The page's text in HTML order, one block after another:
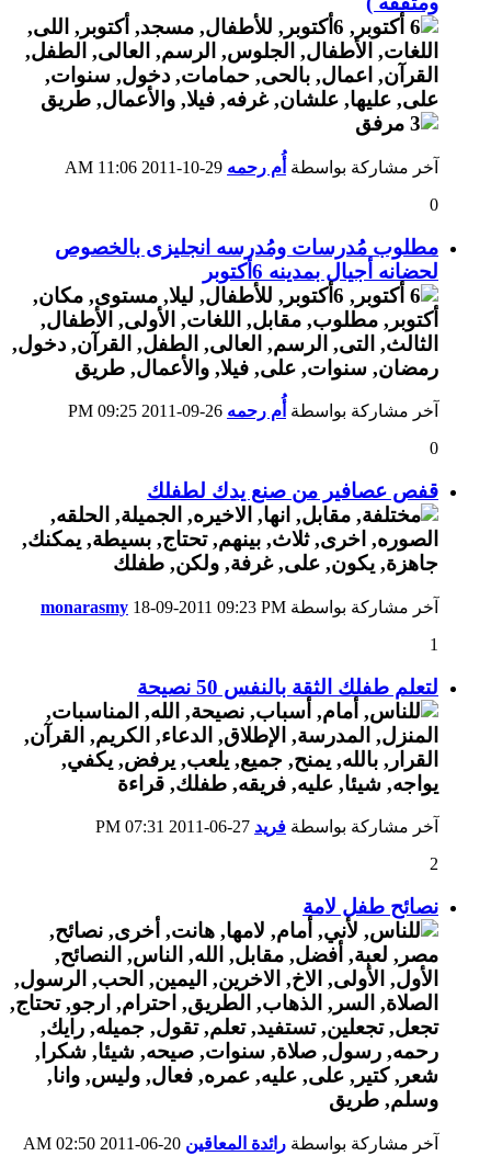
آخر مشاركة بواسطة أُم رحمه
11:06 AM
0
مطلوب مُدرسات ومُدرسه انجليزى بالخصوص
لحضانه أجيال بمدينه 6أكتوبر
آخر مشاركة بواسطة أُم رحمه
09:25 PM
0
قفص عصافير من صنع يدك لطفلك
آخر مشاركة بواسطة monarasmy 18-09-2011 09:23 PM
1
لتعلم طفلك الثقة بالنفس 50 نصيحة
آخر مشاركة بواسطة فريد
07:31 PM
2
نصائح طفل لامة
آخر مشاركة بواسطة رائدة المعاقين 02:50 AM